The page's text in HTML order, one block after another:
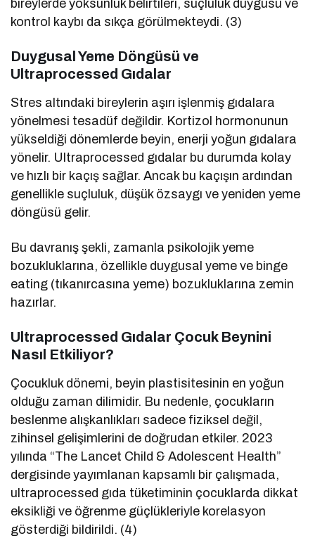
bireylerde yoksunluk belirtileri, suçluluk duygusu ve
kontrol kaybı da sıkça görülmekteydi. (3)
Duygusal Yeme Döngüsü ve
Ultraprocessed Gıdalar
Stres altındaki bireylerin aşırı işlenmiş gıdalara
yönelmesi tesadüf değildir. Kortizol hormonunun
yükseldiği dönemlerde beyin, enerji yoğun gıdalara
yönelir. Ultraprocessed gıdalar bu durumda kolay
ve hızlı bir kaçış sağlar. Ancak bu kaçışın ardından
genellikle suçluluk, düşük özsaygı ve yeniden yeme
döngüsü gelir.
Bu davranış şekli, zamanla psikolojik yeme
bozukluklarına, özellikle duygusal yeme ve binge
eating (tıkanırcasına yeme) bozukluklarına zemin
hazırlar.
Ultraprocessed Gıdalar Çocuk Beynini
Nasıl Etkiliyor?
Çocukluk dönemi, beyin plastisitesinin en yoğun
olduğu zaman dilimidir. Bu nedenle, çocukların
beslenme alışkanlıkları sadece fiziksel değil,
zihinsel gelişimlerini de doğrudan etkiler. 2023
yılında “The Lancet Child & Adolescent Health”
dergisinde yayımlanan kapsamlı bir çalışmada,
ultraprocessed gıda tüketiminin çocuklarda dikkat
eksikliği ve öğrenme güçlükleriyle korelasyon
gösterdiği bildirildi. (4)